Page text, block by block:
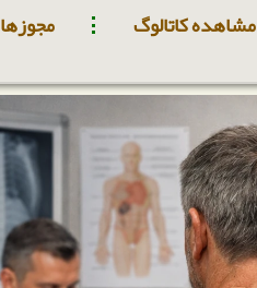
مشاهده کاتالوگ مجوزها